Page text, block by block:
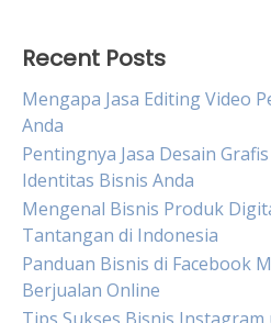
Recent Posts
Mengapa Jasa Editing Video
Anda
Pentingnya Jasa Desain
Identitas Bisnis Anda
Mengenal Bisnis Produk
Tantangan di Indonesia
Panduan Bisnis di Facebook
Berjualan Online